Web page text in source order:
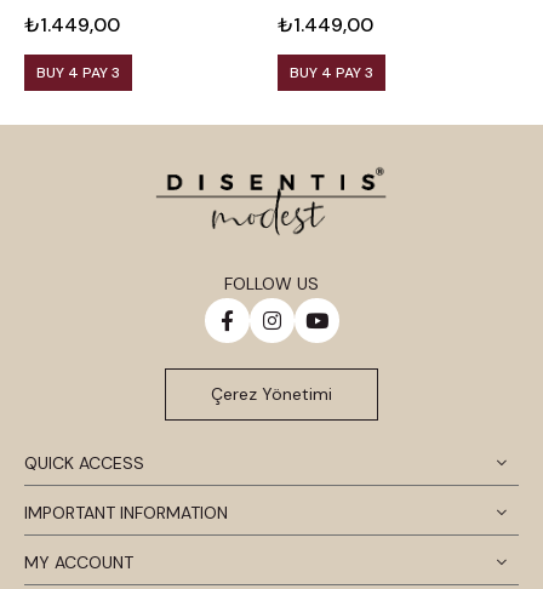
₺1.449,00
BUY 4 PAY 3
₺1.449,00
BUY 4 PAY 3
QUICK ACCESS
IMPORTANT INFORMATION
MY ACCOUNT
FOLLOW US
Çerez Yönetimi